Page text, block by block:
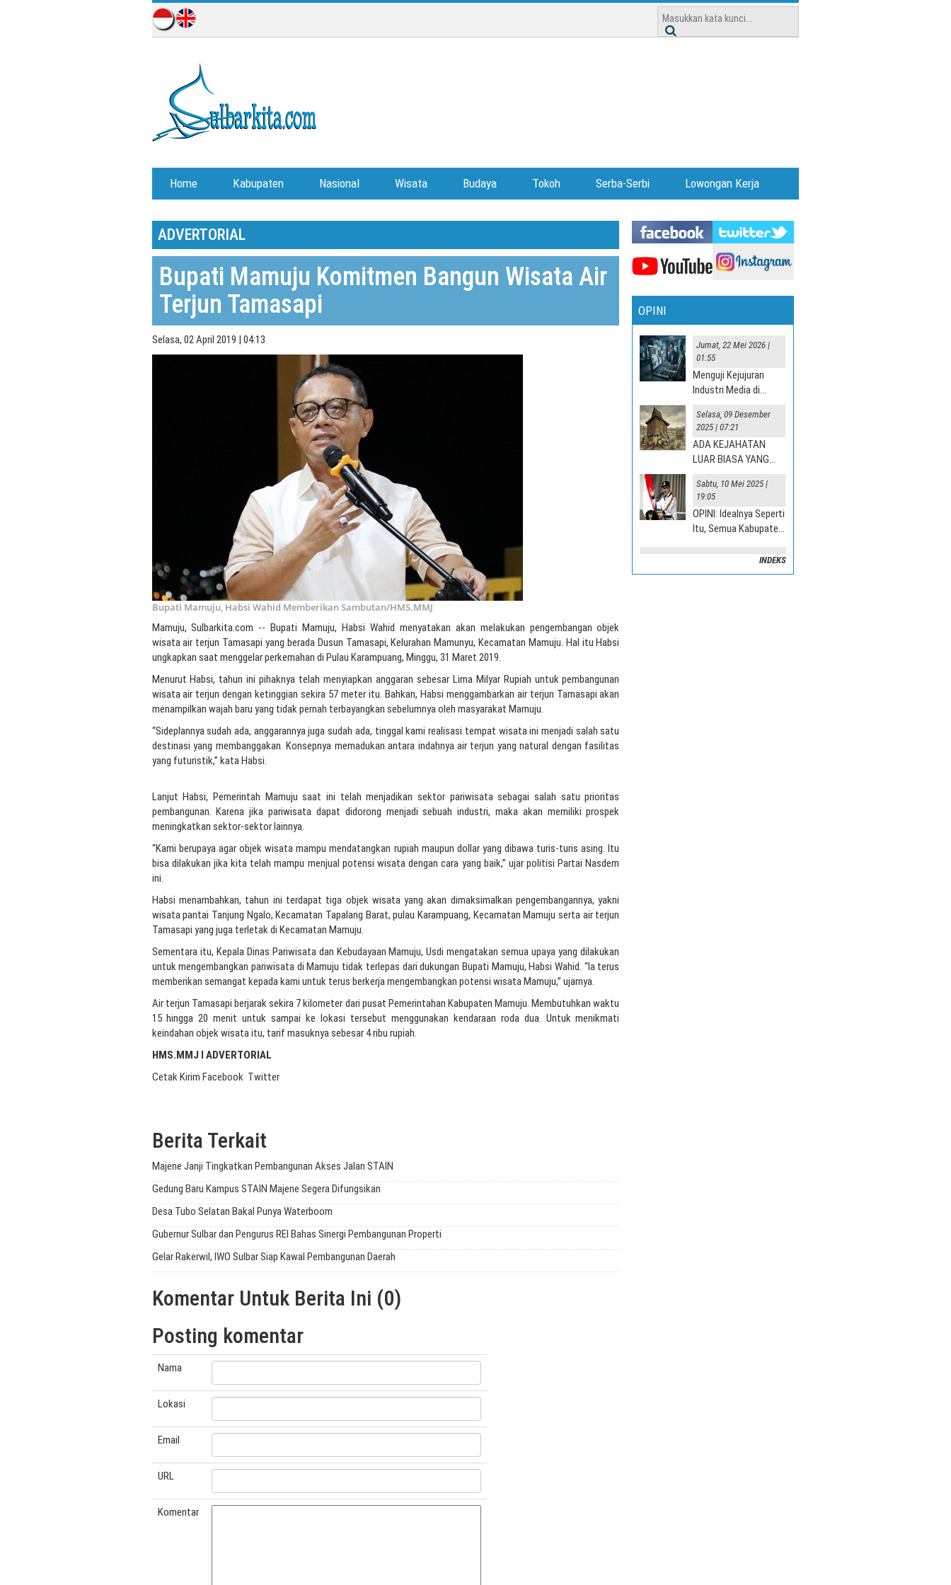
Home Kabupaten Nasional Wisata Budaya Tokoh Serba-Serbi Lowongan Kerja
ADVERTORIAL
Bupati Mamuju Komitmen Bangun Wisata Air
Terjun Tamasapi
Selasa, 02 April 2019 | 04:13
Bupati Mamuju, Habsi Wahid Memberikan Sambutan/HMS.MMJ
Mamuju, Sulbarkita.com -- Bupati Mamuju, Habsi Wahid menyatakan akan melakukan pengembangan objek
wisata air terjun Tamasapi yang berada Dusun Tamasapi, Kelurahan Mamunyu, Kecamatan Mamuju. Hal itu Habsi
ungkapkan saat menggelar perkemahan di Pulau Karampuang, Minggu, 31 Maret 2019.
Menurut Habsi, tahun ini pihaknya telah menyiapkan anggaran sebesar Lima Milyar Rupiah untuk pembangunan
wisata air terjun dengan ketinggian sekira 57 meter itu. Bahkan, Habsi menggambarkan air terjun Tamasapi akan
menampilkan wajah baru yang tidak pernah terbayangkan sebelumnya oleh masyarakat Mamuju.
“Sideplannya sudah ada, anggarannya juga sudah ada, tinggal kami realisasi tempat wisata ini menjadi salah satu
destinasi yang membanggakan. Konsepnya memadukan antara indahnya air terjun yang natural dengan fasilitas
yang futuristik,” kata Habsi.
Lanjut Habsi, Pemerintah Mamuju saat ini telah menjadikan sektor pariwisata sebagai salah satu prioritas
pembangunan. Karena jika pariwisata dapat didorong menjadi sebuah industri, maka akan memiliki prospek
meningkatkan sektor-sektor lainnya.
“Kami berupaya agar objek wisata mampu mendatangkan rupiah maupun dollar yang dibawa turis-turis asing. Itu
bisa dilakukan jika kita telah mampu menjual potensi wisata dengan cara yang baik,” ujar politisi Partai Nasdem
ini.
Habsi menambahkan, tahun ini terdapat tiga objek wisata yang akan dimaksimalkan pengembangannya, yakni
wisata pantai Tanjung Ngalo, Kecamatan Tapalang Barat, pulau Karampuang, Kecamatan Mamuju serta air terjun
Tamasapi yang juga terletak di Kecamatan Mamuju.
Sementara itu, Kepala Dinas Pariwisata dan Kebudayaan Mamuju, Usdi mengatakan semua upaya yang dilakukan
untuk mengembangkan pariwisata di Mamuju tidak terlepas dari dukungan Bupati Mamuju, Habsi Wahid. “Ia terus
memberikan semangat kepada kami untuk terus berkerja mengembangkan potensi wisata Mamuju,” ujarnya.
Air terjun Tamasapi berjarak sekira 7 kilometer dari pusat Pemerintahan Kabupaten Mamuju. Membutuhkan waktu
15 hingga 20 menit untuk sampai ke lokasi tersebut menggunakan kendaraan roda dua. Untuk menikmati
keindahan objek wisata itu, tarif masuknya sebesar 4 ribu rupiah.
HMS.MMJ I ADVERTORIAL
Cetak Kirim Facebook Twitter
Berita Terkait
Majene Janji Tingkatkan Pembangunan Akses Jalan STAIN
Gedung Baru Kampus STAIN Majene Segera Difungsikan
Desa Tubo Selatan Bakal Punya Waterboom
Gubernur Sulbar dan Pengurus REI Bahas Sinergi Pembangunan Properti
Gelar Rakerwil, IWO Sulbar Siap Kawal Pembangunan Daerah
Komentar Untuk Berita Ini (0)
Posting komentar
Nama
Lokasi
Email
URL
Komentar
OPINI
Jumat, 22 Mei 2026 |
01:55
Menguji Kejujuran
Industri Media di
2025
Selasa, 09 Desember
2025 | 07:21
ADA KEJAHATAN
LUAR BIASA YANG
Sabtu, 10 Mei 2025 |
19:05
OPINI: Idealnya Seperti
Itu, Semua Kabupaten
INDEKS